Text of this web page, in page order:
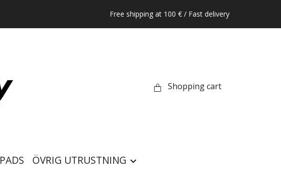
Free shipping at 100 € / Fast delivery
Shopping cart
PADS ÖVRIG UTRUSTNING